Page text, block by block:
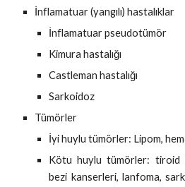
İnflamatuar (yangılı) hastalıklar
İnflamatuar pseudotümör
Kimura hastalığı
Castleman hastalığı
Sarkoidoz
Tümörler
İyi huylu tümörler: Lipom,
Kötu huylu tümörler: tiroid
bezi kanserleri, lanfoma,